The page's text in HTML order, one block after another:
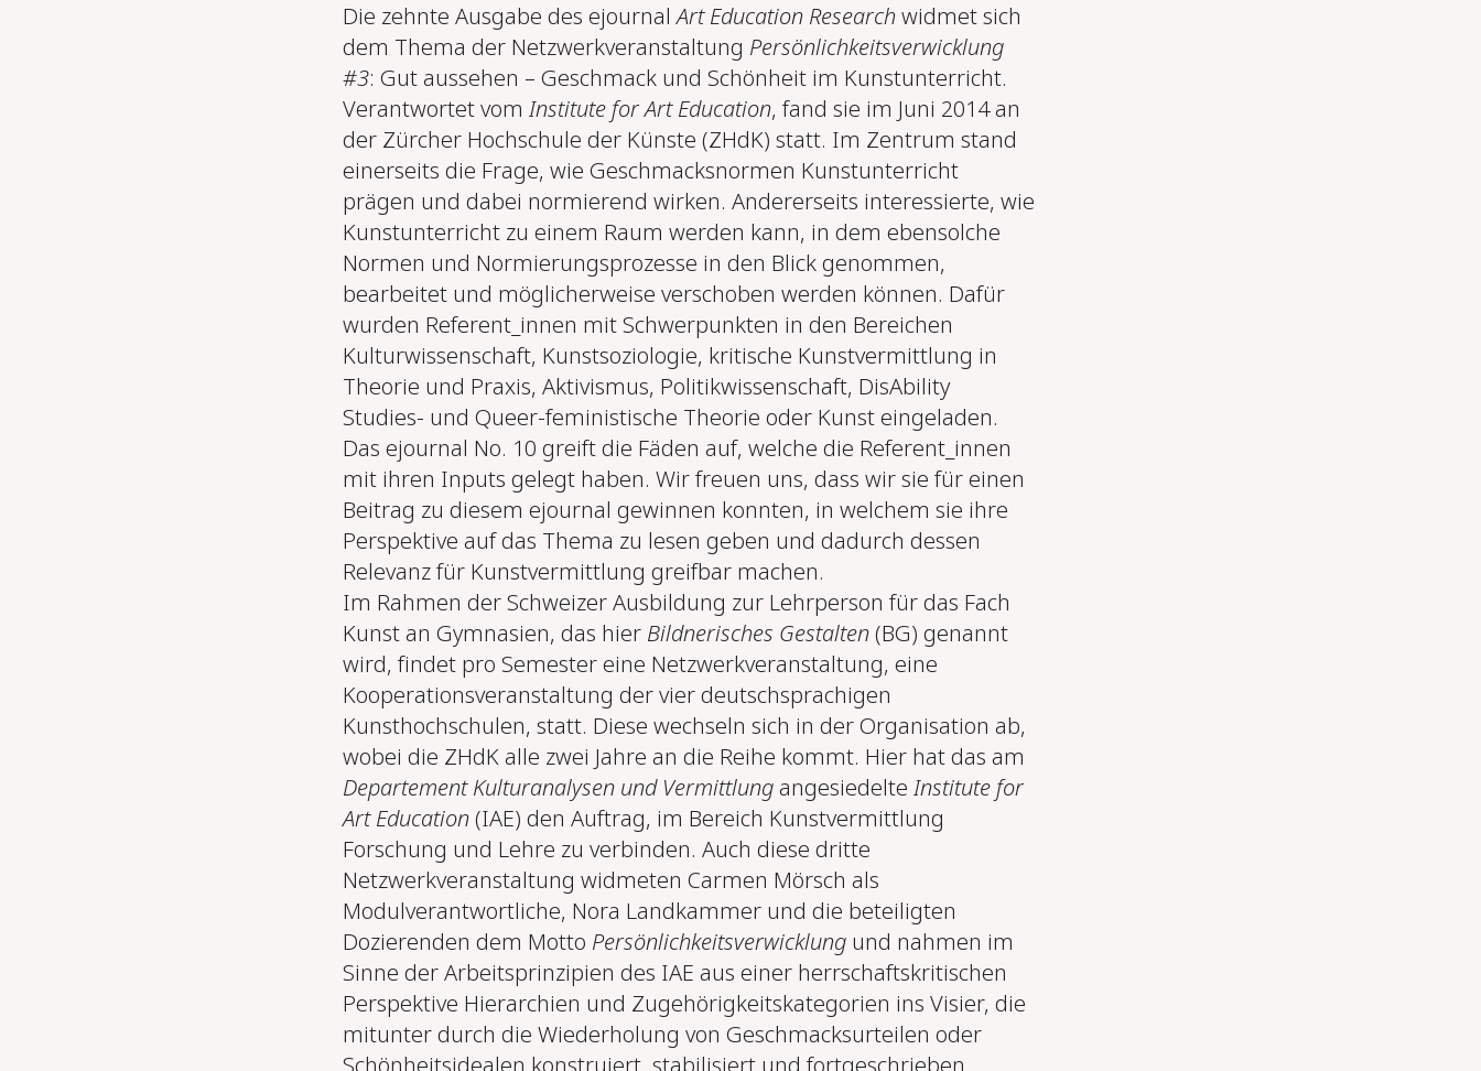
Die zehnte Ausgabe des ejournalArt Education Researchwidmet sich
dem Thema der Netzwerkveranstaltung Persönlichkeitsverwicklung
#3: Gut aussehen – Geschmack und Schönheit im Kunstunterricht.
Verantwortet vom Institute for Art Education, fand sie im Juni 2014 an
der Zürcher Hochschule der Künste (ZHdK) statt. Im Zentrum stand
einerseits die Frage, wie Geschmacksnormen Kunstunterricht
prägen und dabei normierend wirken. Andererseits interessierte, wie
Kunstunterricht zu einem Raum werden kann, in dem ebensolche
Normen und Normierungsprozesse in den Blick genommen,
bearbeitet und möglicherweise verschoben werden können. Dafür
wurden Referent_innen mit Schwerpunkten in den Bereichen
Kulturwissenschaft, Kunstsoziologie, kritische Kunstvermittlung in
Theorie und Praxis, Aktivismus, Politikwissenschaft, DisAbility
Studies- und Queer-feministische Theorie oder Kunst eingeladen.
Das ejournal No. 10 greift die Fäden auf, welche die Referent_innen
mit ihren Inputs gelegt haben. Wir freuen uns, dass wir sie für einen
Beitrag zu diesem ejournal gewinnen konnten, in welchem sie ihre
Perspektive auf das Thema zu lesen geben und dadurch dessen
Relevanz für Kunstvermittlung greifbar machen.
Im Rahmen der Schweizer Ausbildung zur Lehrperson für das Fach
Kunst an Gymnasien, das hier Bildnerisches Gestalten(BG) genannt
wird, findet pro Semester eine Netzwerkveranstaltung, eine
Kooperationsveranstaltung der vier deutschsprachigen
Kunsthochschulen, statt. Diese wechseln sich in der Organisation ab,
wobei die ZHdK alle zwei Jahre an die Reihe kommt. Hier hat das am
Departement Kulturanalysen und Vermittlungangesiedelte Institute for
Art Education(IAE) den Auftrag, im Bereich Kunstvermittlung
Forschung und Lehre zu verbinden. Auch diese dritte
Netzwerkveranstaltung widmeten Carmen Mörsch als
Modulverantwortliche, Nora Landkammer und die beteiligten
Dozierenden dem Motto Persönlichkeitsverwicklungund nahmen im
Sinne der Arbeitsprinzipien des IAE aus einer herrschaftskritischen
Perspektive Hierarchien und Zugehörigkeitskategorien ins Visier, die
mitunter durch die Wiederholung von Geschmacksurteilen oder